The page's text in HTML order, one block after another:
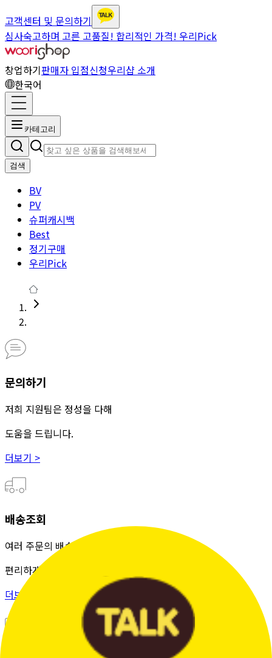
고객센터 및 문의하기
심사숙고하며 고른 고품질! 합리적인 가격! 우리Pick
창업하기판매자 입점신청우리샵 소개
한국어
카테고리
검색
BV
PV
슈퍼캐시백
Best
정기구매
우리Pick
문의하기
저희 지원팀은 정성을 다해
도움을 드립니다.
더보기 >
배송조회
여러 주문의 배송 상태를 한 화면에서
편리하게 조회할 수 있습니다.
더보기 >